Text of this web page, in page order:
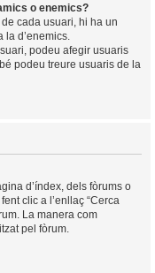
o enemics?
cada usuari, hi ha un
d’enemics.
podeu afegir usuaris
podeu treure usuaris de la
d’índex, dels fòrums o
clic a l’enllaç “Cerca
La manera com
pel fòrum.